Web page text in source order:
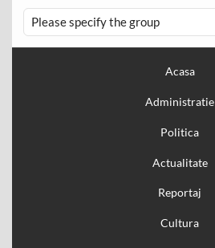
Please specify the group
Acasa
Administratie
Politica
Actualitate
Reportaj
Cultura